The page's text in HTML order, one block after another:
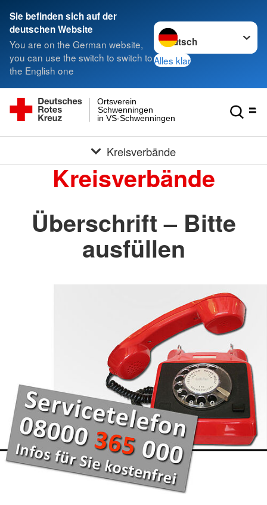
Sie befinden sich auf der
deutschen Website
You are on the German website,
you can use the switch to switch to
the English one
Sprache wechseln zu
Alles klar
in VS-Schwenningen
Schwenningen
Ortsverein
Kreisverbände
Kreisverbände
Überschrift – Bitte
ausfüllen